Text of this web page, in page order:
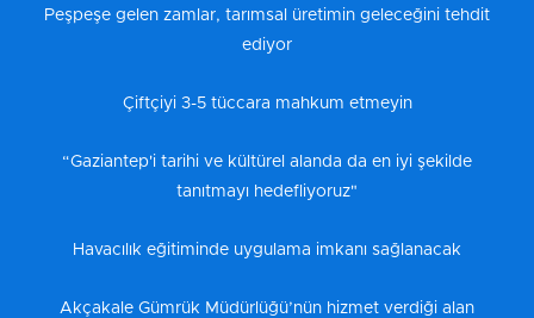
Peşpeşe gelen zamlar, tarımsal üretimin geleceğini tehdit
ediyor
Çiftçiyi 3-5 tüccara mahkum etmeyin
“Gaziantep'i tarihi ve kültürel alanda da en iyi şekilde
tanıtmayı hedefliyoruz"
Havacılık eğitiminde uygulama imkanı sağlanacak
Akçakale Gümrük Müdürlüğü’nün hizmet verdiği alan